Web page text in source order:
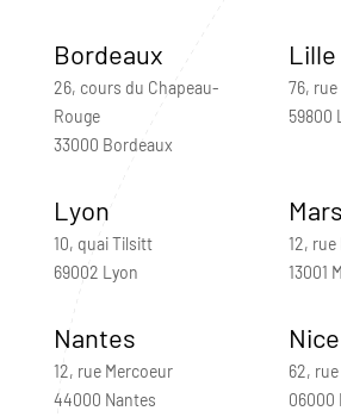
Bordeaux
26, cours du Chapeau-
Rouge
33000 Bordeaux
Lille
76,
59800
Lyon
10, quai Tilsitt
69002 Lyon
12,
13001
Nantes
12, rue Mercoeur
44000 Nantes
Nice
62,
06000